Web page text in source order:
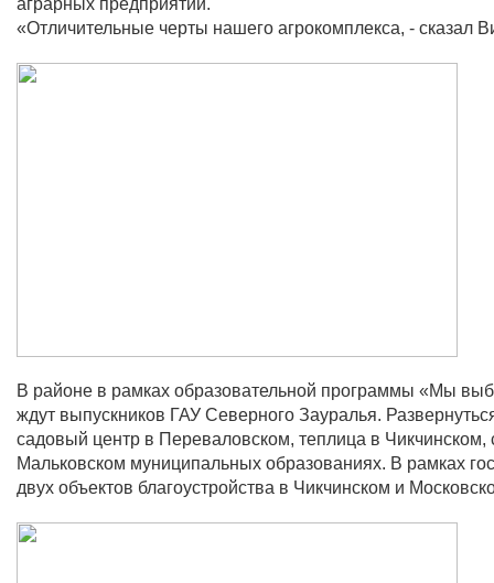
аграрных предприятий.
«Отличительные черты нашего агрокомплекса, - сказал
В районе в рамках образовательной программы «Мы
ждут выпускников ГАУ Северного Зауралья.
садовый центр в Переваловском, теплица в
Мальковском муниципальных образованиях. В рамках
двух объектов благоустройства в Чикчинском и